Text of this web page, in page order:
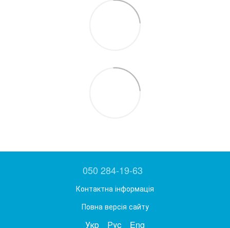
050 284-19-63
Контактна інформація
Повна версія сайту
Укр Рус Eng